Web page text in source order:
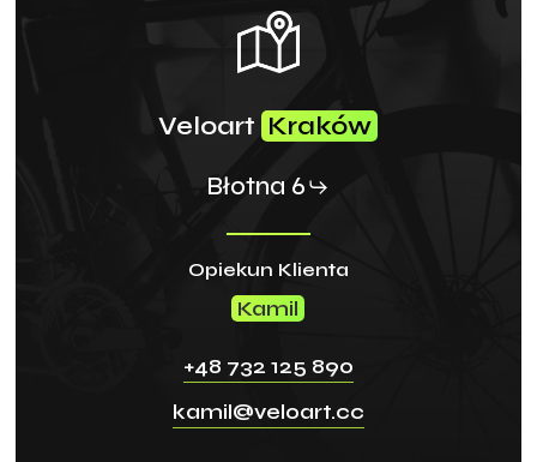
Veloart Kraków
Błotna 6
Opiekun Klienta
Kamil
+48 732 125 890
kamil@veloart.cc